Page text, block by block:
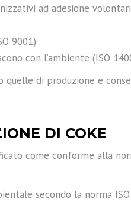
ad adesione
9001)
con l’ambiente (ISO
di produzione e
DI COKE
come conforme alla
secondo la norma ISO